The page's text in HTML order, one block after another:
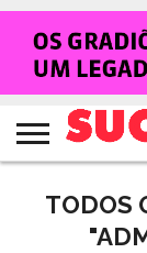
HOME
NOTÍCIAS
SHOWS
ENTREVISTAS
CLIQUES
RANKING
CROWLEY
TV
SUCESSO!
REVISTA
SUCESSO!
TODOS